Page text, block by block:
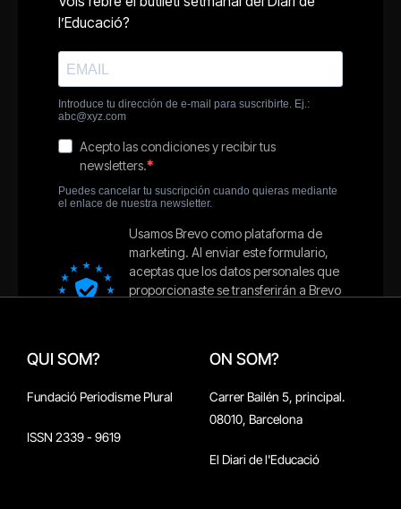
QUI SOM?
Fundació Periodisme Plural
ISSN 2339 - 9619
ON SOM?
Carrer Bailén 5, principal.
08010, Barcelona
El Diari de l'Educació